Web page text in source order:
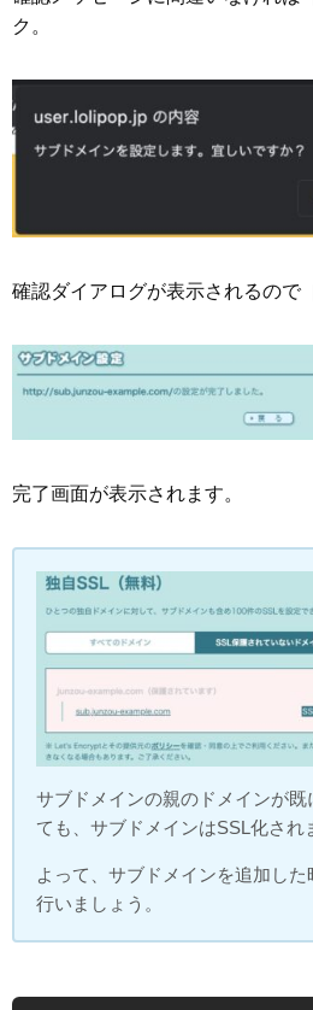
ク。
確認ダイアログが表示されるので
完了画面が表示されます。
サブドメインの親のドメインが
ても、サブドメインはSSL化され
よって、サブドメインを追加し
行いましょう。